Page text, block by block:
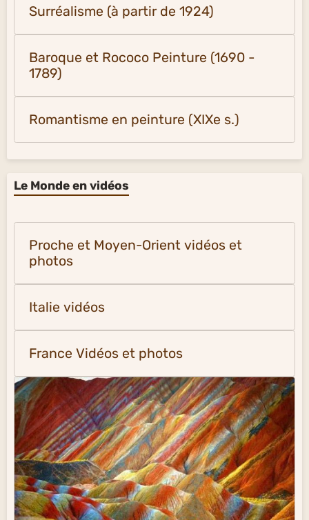
Surréalisme (à partir de 1924)
Baroque et Rococo Peinture (1690 -
1789)
Romantisme en peinture (XIXe s.)
Le Monde en vidéos
Proche et Moyen-Orient vidéos et
photos
Italie vidéos
France Vidéos et photos